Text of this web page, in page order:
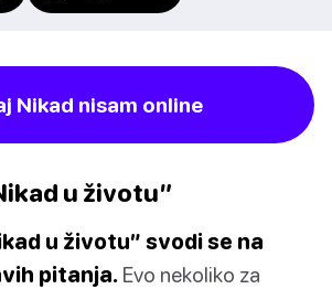
Nikad nisam online
u životu”
u životu” svodi se na
pitanja. Evo nekoliko za